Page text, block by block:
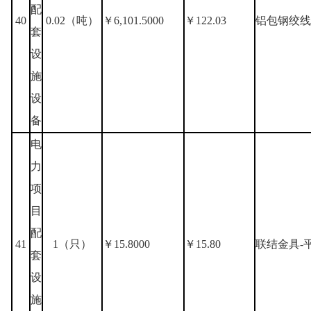
40
配
套
设
施
设
备
0.02（吨） ￥6,101.5000 ￥122.03 铝包钢绞
41
电
力
项
目
配
套
设
施
1（只） ￥15.8000 ￥15.80 联结金具-